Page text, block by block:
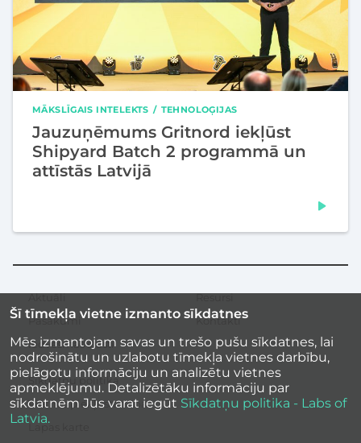
MĀKSLĪGAIS INTELEKTS TEHNOLOĢIJAS
Jauzuņēmums Gritnord iekļūst
Shipyard Batch 2 programmā un
attīstās Latvijā
Šī tīmekļa vietne izmanto sīkdatnes
Mēs izmantojam savas un trešo pušu sīkdatnes, lai
nodrošinātu un uzlabotu tīmekļa vietnes darbību,
pielāgotu informāciju un analizētu vietnes
apmeklējumu. Detalizētāku informāciju par
sīkdatnēm Jūs varat iegūt Sīkdatņu politika - Labs of
Latvia.
Sekundārā
izvēlne
Aktuāli
Pasākumi
Iedvesmas stāsti
Resursi
Kontakti
Sīkdatņu politika
Vietnes piekļūstamība
Lapas karte